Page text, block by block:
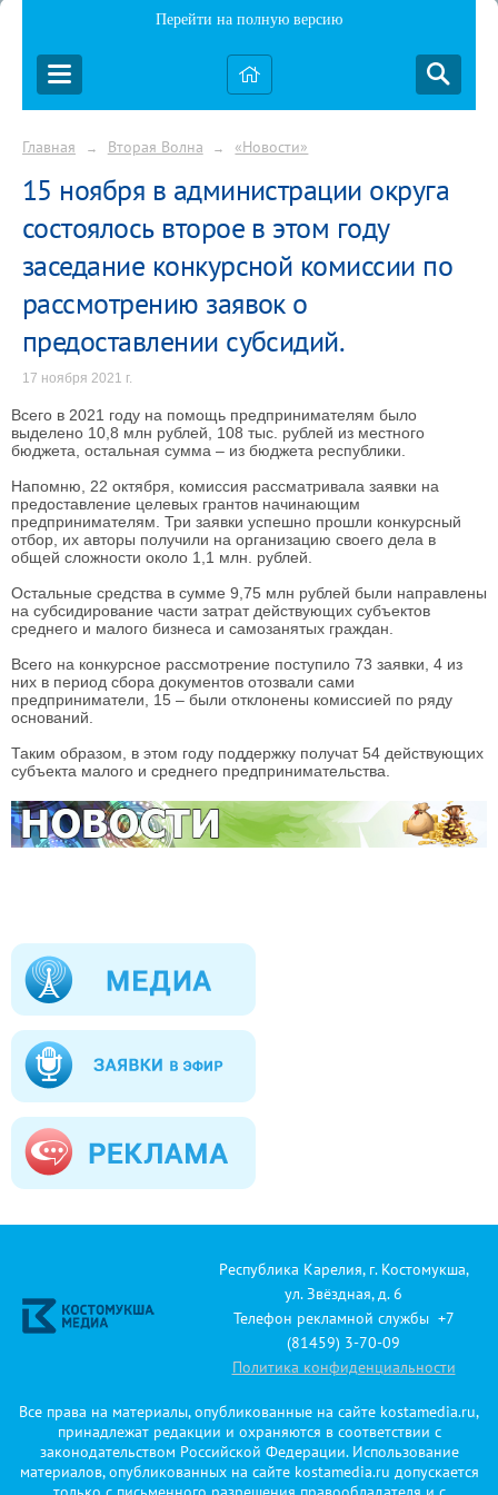
Перейти на полную версию
Главная → Вторая Волна → «Новости»
15 ноября в администрации округа
состоялось второе в этом году
заседание конкурсной комиссии по
рассмотрению заявок о
предоставлении субсидий.
17 ноября 2021 г.
Всего в 2021 году на помощь предпринимателям было
выделено 10,8 млн рублей, 108 тыс. рублей из местного
бюджета, остальная сумма – из бюджета республики.
Напомню, 22 октября, комиссия рассматривала заявки на
предоставление целевых грантов начинающим
предпринимателям. Три заявки успешно прошли конкурсный
отбор, их авторы получили на организацию своего дела в
общей сложности около 1,1 млн. рублей.
Остальные средства в сумме 9,75 млн рублей были направлены
на субсидирование части затрат действующих субъектов
среднего и малого бизнеса и самозанятых граждан.
Всего на конкурсное рассмотрение поступило 73 заявки, 4 из
них в период сбора документов отозвали сами
предприниматели, 15 – были отклонены комиссией по ряду
оснований.
Таким образом, в этом году поддержку получат 54 действующих
субъекта малого и среднего предпринимательства.
Республика Карелия, г. Костомукша,
ул. Звёздная, д. 6
Телефон рекламной службы +7
(81459) 3-70-09
Политика конфиденциальности
Все права на материалы, опубликованные на сайте kostamedia.ru,
принадлежат редакции и охраняются в соответствии с
законодательством Российской Федерации. Использование
материалов, опубликованных на сайте kostamedia.ru допускается